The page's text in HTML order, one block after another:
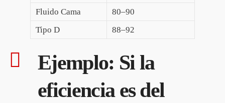
Fluido Cama
80–90
Tipo D
88–92
Ejemplo: Si la
eficiencia es del